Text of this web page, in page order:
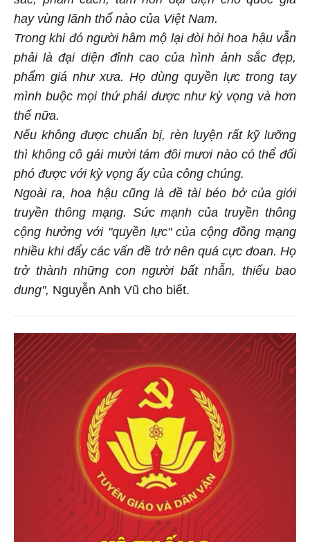
hay vùng lãnh thổ nào của Việt Nam.
Trong khi đó người hâm mộ lại đòi hỏi hoa hậu vẫn
phải là đại diện đỉnh cao của hình ảnh sắc đẹp,
phẩm giá như xưa. Họ dùng quyền lực trong tay
mình buộc mọi thứ phải được như kỳ vọng và hơn
thế nữa.
Nếu không được chuẩn bị, rèn luyện rất kỹ lưỡng
thì không cô gái mười tám đôi mươi nào có thể đối
phó được với kỳ vọng ấy của công chúng.
Ngoài ra, hoa hậu cũng là đề tài béo bở của giới
truyền thông mạng. Sức mạnh của truyền thông
cộng hưởng với "quyền lực" của cộng đồng mạng
nhiều khi đẩy các vấn đề trở nên quá cực đoan. Họ
trở thành những con người bất nhẫn, thiếu bao
dung", Nguyễn Anh Vũ cho biết.